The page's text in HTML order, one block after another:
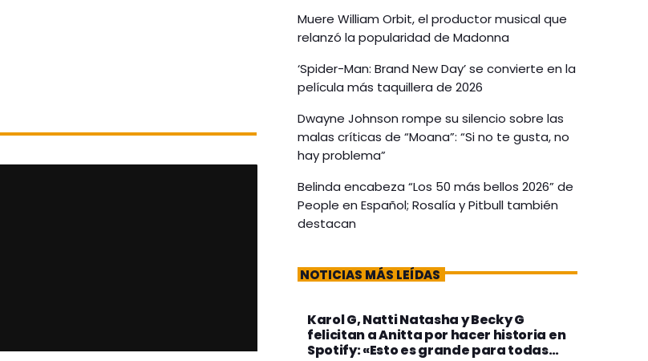
Muere William Orbit, el productor musical que
relanzó la popularidad de Madonna
‘Spider-Man: Brand New Day’ se convierte en la
película más taquillera de 2026
Dwayne Johnson rompe su silencio sobre las
malas críticas de “Moana”: “Si no te gusta, no
hay problema”
Belinda encabeza “Los 50 más bellos 2026” de
People en Español; Rosalía y Pitbull también
destacan
NOTICIAS MÁS LEÍDAS
Karol G, Natti Natasha y Becky G
felicitan a Anitta por hacer historia en
Spotify: «Esto es grande para todas